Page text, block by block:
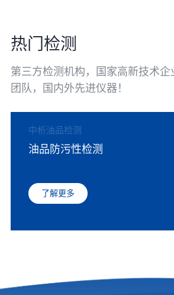
热门检测
第三方检测机构，国家高新技术
团队，国内外先进仪器！
中析油品检测
油品防污性检测
了解更多